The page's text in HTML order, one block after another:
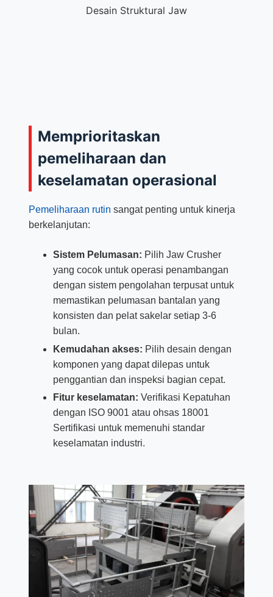
Desain Struktural Jaw
Memprioritaskan
pemeliharaan dan
keselamatan operasional
Pemeliharaan rutin sangat penting untuk kinerja
berkelanjutan:
Sistem Pelumasan: Pilih Jaw Crusher
yang cocok untuk operasi penambangan
dengan sistem pengolahan terpusat untuk
memastikan pelumasan bantalan yang
konsisten dan pelat sakelar setiap 3-6
bulan.
Kemudahan akses: Pilih desain dengan
komponen yang dapat dilepas untuk
penggantian dan inspeksi bagian cepat.
Fitur keselamatan: Verifikasi Kepatuhan
dengan ISO 9001 atau ohsas 18001
Sertifikasi untuk memenuhi standar
keselamatan industri.